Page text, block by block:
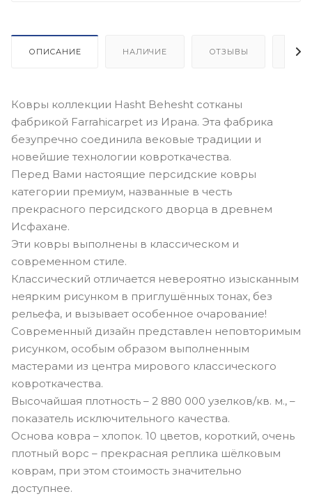
ОПИСАНИЕ НАЛИЧИЕ ОТЗЫВЫ
Ковры коллекции Hasht Behesht сотканы
фабрикой Farrahicarpet из Ирана. Эта фабрика
безупречно соединила вековые традиции и
новейшие технологии ковроткачества.
Перед Вами настоящие персидские ковры
категории премиум, названные в честь
прекрасного персидского дворца в древнем
Исфахане.
Эти ковры выполнены в классическом и
современном стиле.
Классический отличается невероятно изысканным
неярким рисунком в приглушённых тонах, без
рельефа, и вызывает особенное очарование!
Современный дизайн представлен неповторимым
рисунком, особым образом выполненным
мастерами из центра мирового классического
ковроткачества.
Высочайшая плотность – 2 880 000 узелков/кв. м., –
показатель исключительного качества.
Основа ковра – хлопок. 10 цветов, короткий, очень
плотный ворс – прекрасная реплика шёлковым
коврам, при этом стоимость значительно
доступнее.